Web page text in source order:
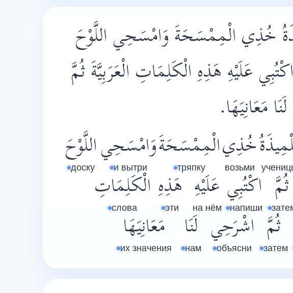
خُذِي الْمِمْسَحَةَ وَامْسَحِي اللَّوْحَ
عَلَيْهِ هَذِهِ الْكَلِمَاتِ الْعَرَبِيَّةَ ثُمَّ
مَعَانِيَهَا.
خُذِي
возьми
الْمِمْسَحَةَ
тряпку
وَامْسَحِي
и вытри
اللَّوْحَ
доску
ثُمَّ اكْتُبِي
напиши
عَلَيْهِ
на нём
هَذِهِ
эти
الْكَلِمَاتِ
слова
ثُمَّ
затем
اشْرَحِي
объясни
لَنَا
нам
مَعَانِيَهَا
их значения